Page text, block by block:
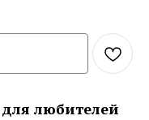
любителей